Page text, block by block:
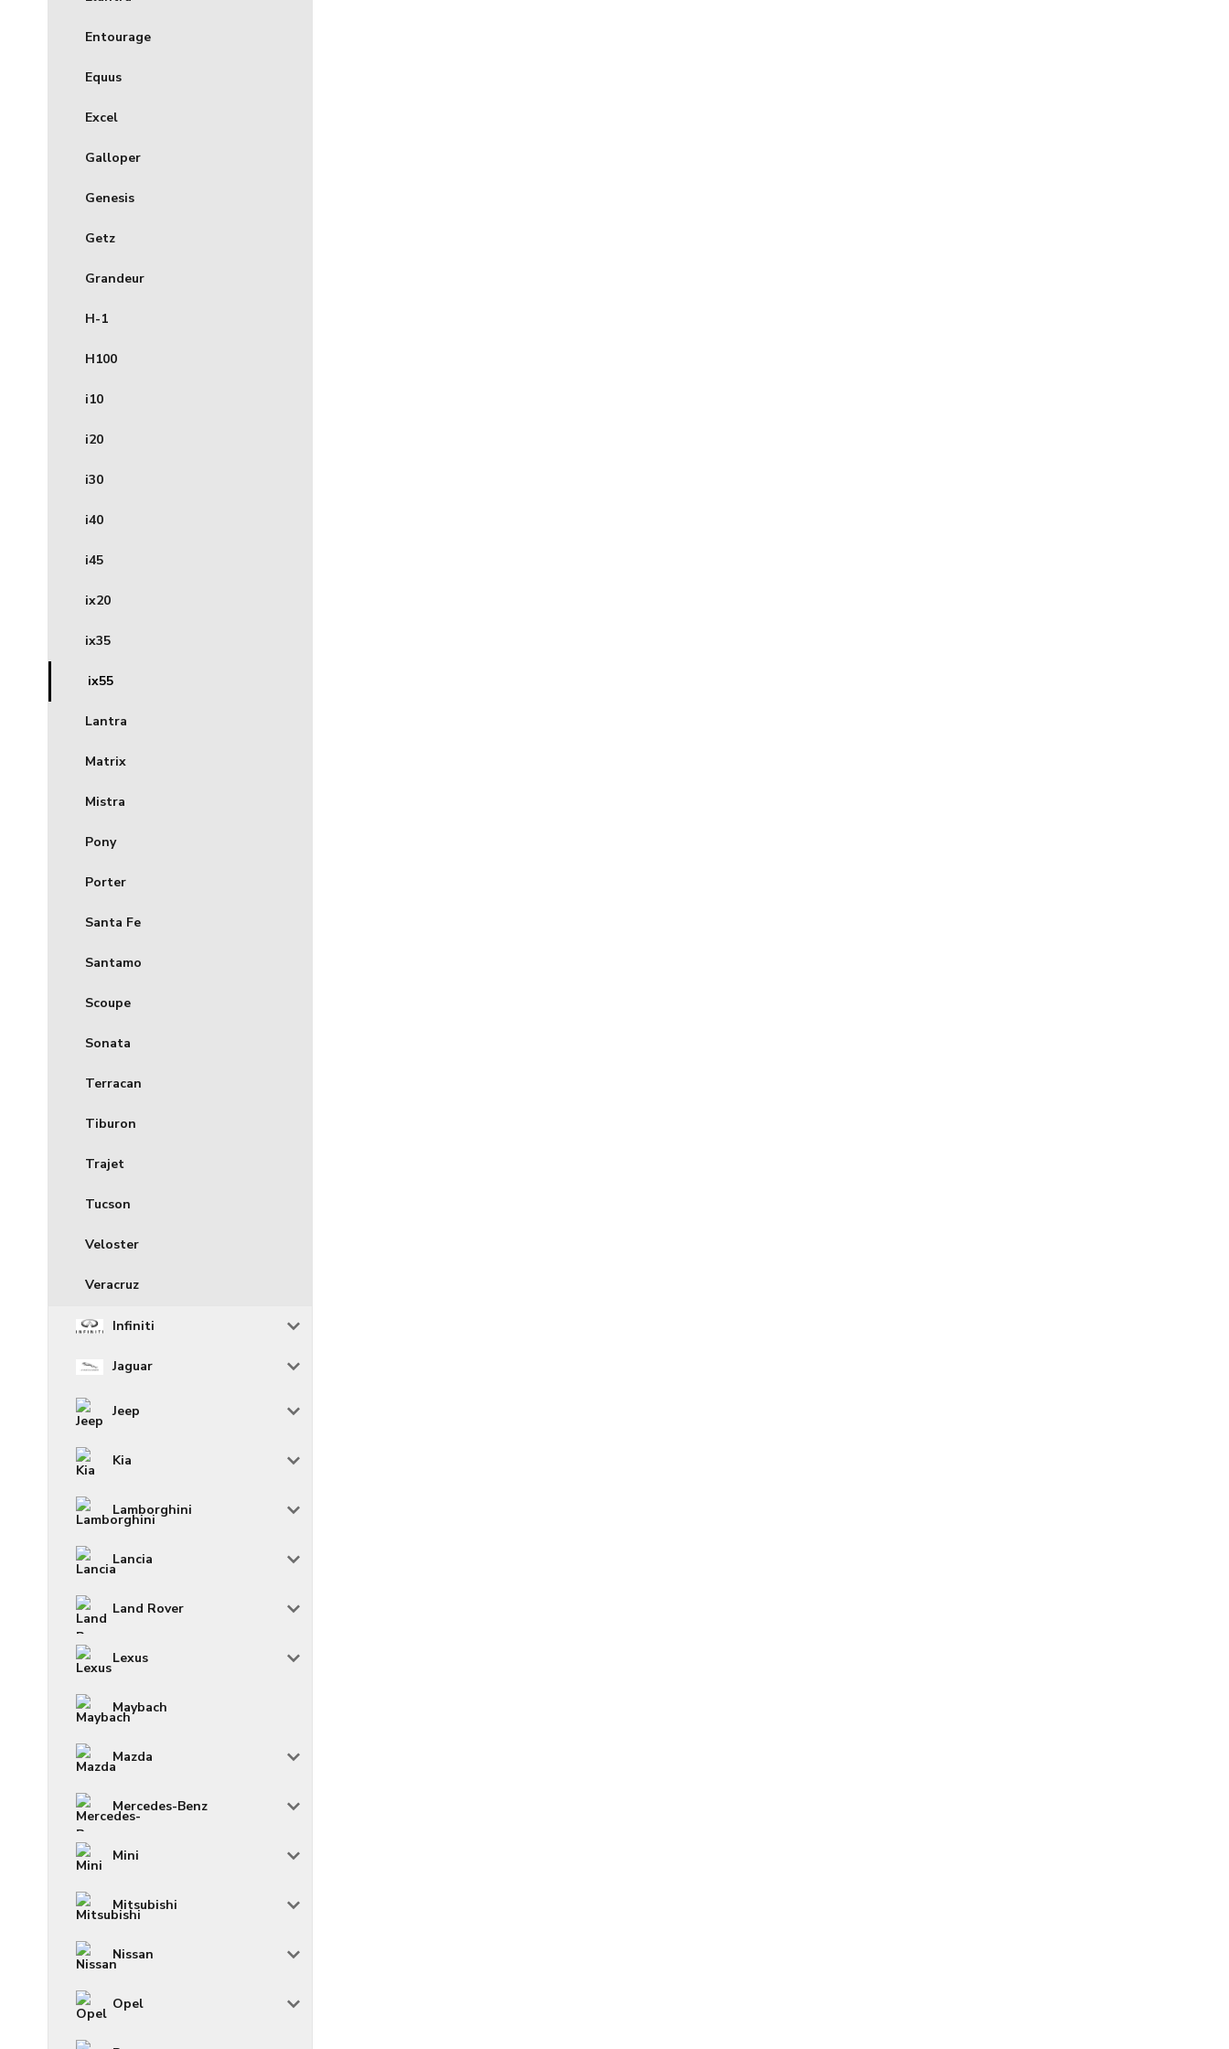
Entourage
Equus
Excel
Galloper
Genesis
Getz
Grandeur
H-1
H100
i10
i20
i30
i40
i45
ix20
ix35
ix55
Lantra
Matrix
Mistra
Pony
Porter
Santa Fe
Santamo
Scoupe
Sonata
Terracan
Tiburon
Trajet
Tucson
Veloster
Veracruz
Infiniti
Jaguar
Jeep
Kia
Lamborghini
Lancia
Land Rover
Lexus
Maybach
Mazda
Mercedes-Benz
Mini
Mitsubishi
Nissan
Opel